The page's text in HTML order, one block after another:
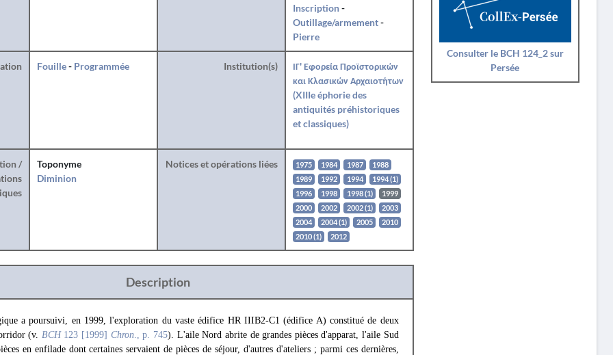
Inscription-
Outillage/armement-
Pierre
Fouille- Programmée Institution(s)
ΙΓ' Εφορεία Προϊστορικών
και Κλασικών Αρχαιοτήτων
(XIIIe éphorie des
antiquités préhistoriques
et classiques)
/
Toponyme
Diminion
Notices et opérations liées 1975 1984 1987
1988
1989
1992 1994
1994 (1)
1996
1998 1998 (1)
1999
2000
2002 2002 (1)
2003
2004
2004 (1) 2005
2010
2010 (1)
2012
Description
a poursuivi, en 1999, l'exploration du vaste édifice HR IIIB2-C1 (édifice A) constitué de deux
(v. BCH 123 [1999] Chron., p. 745). L'aile Nord abrite de grandes pièces d'apparat, l'aile Sud
en enfilade dont certaines servaient de pièces de séjour, d'autres d'ateliers ; parmi ces dernières,
Consulter le BCH 124_2 sur
Persée